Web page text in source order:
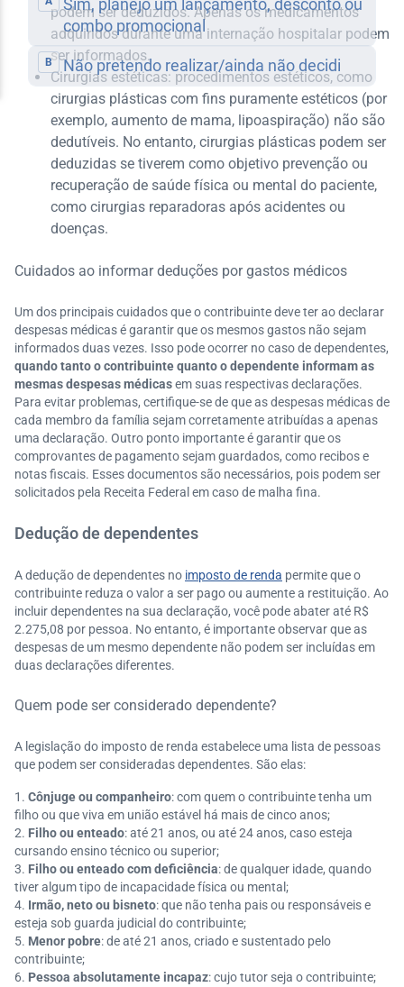
podem ser deduzidos. Apenas os medicamentos
adquiridos durante uma internação hospitalar podem
ser informados.
Cirurgias estéticas: procedimentos estéticos, como
cirurgias plásticas com fins puramente estéticos (por
exemplo, aumento de mama, lipoaspiração) não são
dedutíveis. No entanto, cirurgias plásticas podem ser
deduzidas se tiverem como objetivo prevenção ou
recuperação de saúde física ou mental do paciente,
como cirurgias reparadoras após acidentes ou
doenças.
Cuidados ao informar deduções por gastos médicos
Um dos principais cuidados que o contribuinte deve ter ao declarar
despesas médicas é garantir que os mesmos gastos não sejam
informados duas vezes. Isso pode ocorrer no caso de dependentes,
quando tanto o contribuinte quanto o dependente informam as
mesmas despesas médicasem suas respectivas declarações.
Para evitar problemas, certifique-se de que as despesas médicas de
cada membro da família sejam corretamente atribuídas a apenas
uma declaração. Outro ponto importante é garantir que os
comprovantes de pagamento sejam guardados, como recibos e
notas fiscais. Esses documentos são necessários, pois podem ser
solicitados pela Receita Federal em caso de malha fina.
Dedução de dependentes
A dedução de dependentes no imposto de renda permite que o
contribuinte reduza o valor a ser pago ou aumente a restituição. Ao
incluir dependentes na sua declaração, você pode abater até R$
2.275,08 por pessoa. No entanto, é importante observar que as
despesas de um mesmo dependente não podem ser incluídas em
duas declarações diferentes.
Quem pode ser considerado dependente?
A legislação do imposto de renda estabelece uma lista de pessoas
que podem ser consideradas dependentes. São elas:
Cônjuge ou companheiro: com quem o contribuinte tenha um
filho ou que viva em união estável há mais de cinco anos;
Filho ou enteado: até 21 anos, ou até 24 anos, caso esteja
cursando ensino técnico ou superior;
Filho ou enteado com deficiência: de qualquer idade, quando
tiver algum tipo de incapacidade física ou mental;
Irmão, neto ou bisneto: que não tenha pais ou responsáveis e
esteja sob guarda judicial do contribuinte;
Menor pobre: de até 21 anos, criado e sustentado pelo
contribuinte;
Pessoa absolutamente incapaz: cujo tutor seja o contribuinte;